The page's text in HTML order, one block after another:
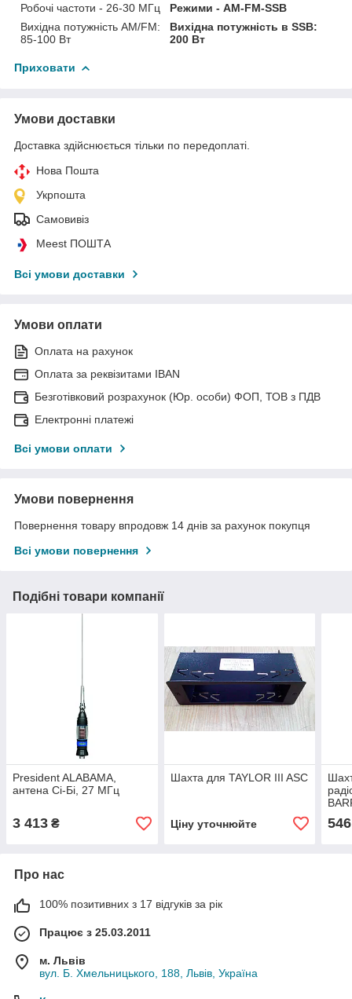
Робочі частоти - 26-30 МГц
Режими - AM-FM-SSB
Вихідна потужність АМ/FM:
85-100 Вт
Вихідна потужність в SSB:
200 Вт
Приховати
Умови доставки
Доставка здійснюється тільки по передоплаті.
Нова Пошта
Укрпошта
Самовивіз
Meest ПОШТА
Всі умови доставки
Умови оплати
Оплата на рахунок
Оплата за реквізитами IBAN
Безготівковий розрахунок (Юр. особи) ФОП, ТОВ з ПДВ
Електронні платежі
Всі умови оплати
Умови повернення
Повернення товару впродовж 14 днів за рахунок покупця
Всі умови повернення
Подібні товари компанії
President ALABAMA,
антена Сі-Бі, 27 МГц
3 413 ₴
Шахта для TAYLOR III ASC
Ціну уточнюйте 546
Про нас
100% позитивних з 17 відгуків за рік
Працює з 25.03.2011
м. Львів
вул. Б. Хмельницького, 188, Львів, Україна